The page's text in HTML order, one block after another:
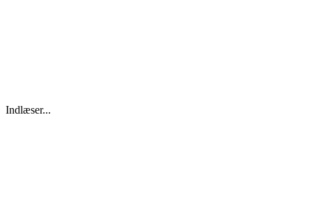
Indlæser...